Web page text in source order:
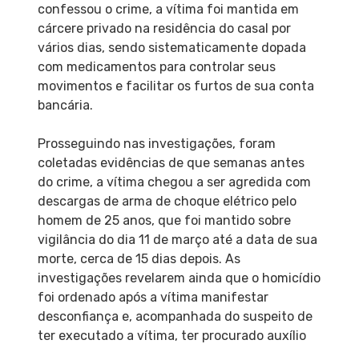
confessou o crime, a vítima foi mantida em
cárcere privado na residência do casal por
vários dias, sendo sistematicamente dopada
com medicamentos para controlar seus
movimentos e facilitar os furtos de sua conta
bancária.
Prosseguindo nas investigações, foram
coletadas evidências de que semanas antes
do crime, a vítima chegou a ser agredida com
descargas de arma de choque elétrico pelo
homem de 25 anos, que foi mantido sobre
vigilância do dia 11 de março até a data de sua
morte, cerca de 15 dias depois. As
investigações revelarem ainda que o homicídio
foi ordenado após a vítima manifestar
desconfiança e, acompanhada do suspeito de
ter executado a vítima, ter procurado auxílio